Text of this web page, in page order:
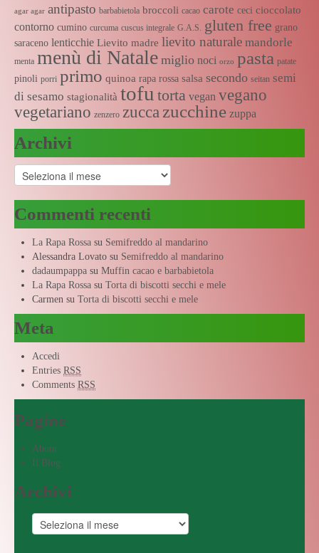
agar agar antipasto barbabietola broccoli cacao carote ceci cioccolato
contorno cumino curcuma cuscus integrale G.A.S. gluten free grano
saraceno lenticchie Lievito madre lievito naturale mandorle
menta menù di Natale miglio noci orzo pasta patate
pinoli porri primo quinoa rapa rossa salsa secondo seitan semi
di sesamo stagionalità tofu torta vegan vegano
vegetariano zenzero zucca zucchine zuppa
Archivi
Archivi
Commenti recenti
La Rapa Rossa su Semifreddo al mandarino
Alessandra Lovato su Semifreddo al mandarino
dadaumpappa su Muffin cacao e barbabietola
La Rapa Rossa su Torta di biscotti secchi e mele
Carmen su Torta di biscotti secchi e mele
Meta
Accedi
Entries RSS
Comments RSS
Pagine
About
Il Blog
Archivi